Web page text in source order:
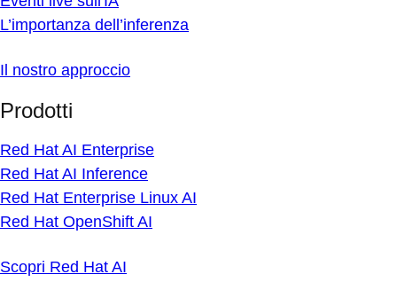
L’importanza dell’inferenza
Il nostro approccio
Prodotti
Red Hat AI Enterprise
Red Hat AI Inference
Red Hat Enterprise Linux AI
Red Hat OpenShift AI
Scopri Red Hat AI